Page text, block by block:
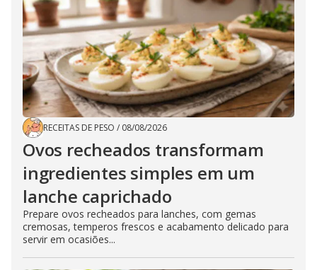
RECEITAS DE PESO / 08/08/2026
Ovos recheados transformam
ingredientes simples em um
lanche caprichado
Prepare ovos recheados para lanches, com gemas
cremosas, temperos frescos e acabamento delicado para
servir em ocasiões...